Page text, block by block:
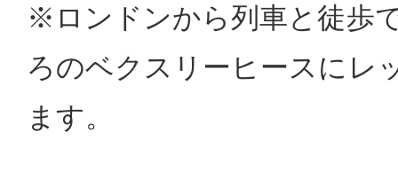
※ロンドンから列車と徒歩
ろのベクスリーヒースにレ
ます。